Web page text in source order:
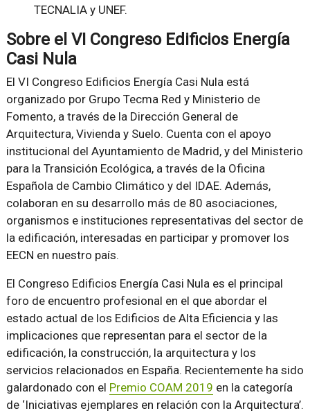
TECNALIA y UNEF.
Sobre el VI Congreso Edificios Energía
Casi Nula
El VI Congreso Edificios Energía Casi Nula está
organizado por Grupo Tecma Red y Ministerio de
Fomento, a través de la Dirección General de
Arquitectura, Vivienda y Suelo. Cuenta con el apoyo
institucional del Ayuntamiento de Madrid, y del Ministerio
para la Transición Ecológica, a través de la Oficina
Española de Cambio Climático y del IDAE. Además,
colaboran en su desarrollo más de 80 asociaciones,
organismos e instituciones representativas del sector de
la edificación, interesadas en participar y promover los
EECN en nuestro país.
El Congreso Edificios Energía Casi Nula es el principal
foro de encuentro profesional en el que abordar el
estado actual de los Edificios de Alta Eficiencia y las
implicaciones que representan para el sector de la
edificación, la construcción, la arquitectura y los
servicios relacionados en España. Recientemente ha sido
galardonado con el Premio COAM 2019 en la categoría
de ‘Iniciativas ejemplares en relación con la Arquitectura’.